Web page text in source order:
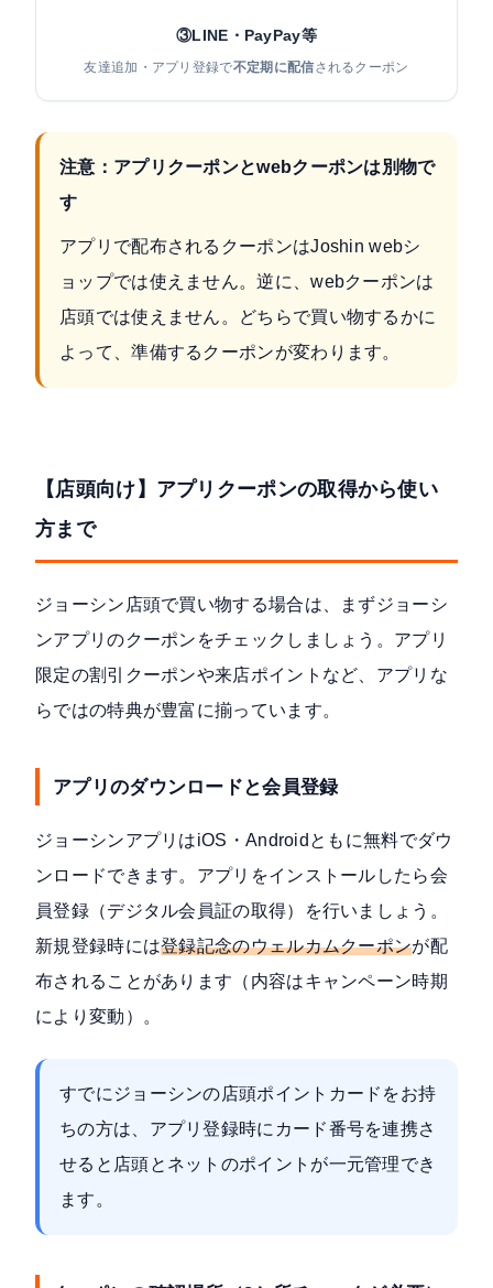
③LINE・PayPay等
友達追加・アプリ登録で不定期に配信されるクーポン
注意：アプリクーポンとwebクーポンは別物で
す
アプリで配布されるクーポンはJoshin webシ
ョップでは使えません。逆に、webクーポンは
店頭では使えません。どちらで買い物するかに
よって、準備するクーポンが変わります。
【店頭向け】アプリクーポンの取得から使い
方まで
ジョーシン店頭で買い物する場合は、まずジョーシ
ンアプリのクーポンをチェックしましょう。アプリ
限定の割引クーポンや来店ポイントなど、アプリな
らではの特典が豊富に揃っています。
アプリのダウンロードと会員登録
ジョーシンアプリはiOS・Androidともに無料でダウ
ンロードできます。アプリをインストールしたら会
員登録（デジタル会員証の取得）を行いましょう。
新規登録時には登録記念のウェルカムクーポンが配
布されることがあります（内容はキャンペーン時期
により変動）。
すでにジョーシンの店頭ポイントカードをお持
ちの方は、アプリ登録時にカード番号を連携さ
せると店頭とネットのポイントが一元管理でき
ます。